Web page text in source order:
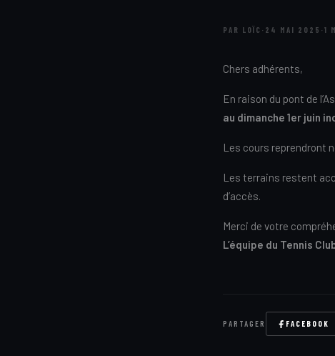
PAR LOÏC · 24 MAI 2025 · 1
Chers adhérents,
En raison du pont de
au dimanche 1er juin
Les cours reprendront
Les terrains restent
d’accès.
Merci de votre
L’équipe du Tennis
PARTAGER FACEBOOK